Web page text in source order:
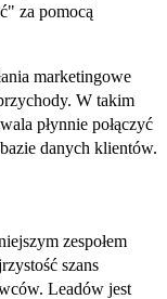
za pomocą
marketingowe
W takim
płynnie połączyć
danych klientów.
zespołem
szans
Leadów jest